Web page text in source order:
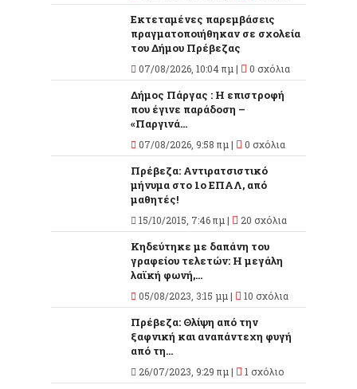
Εκτεταμένες παρεμβάσεις
πραγματοποιήθηκαν σε σχολεία
του Δήμου Πρέβεζας
07/08/2026, 10:04 πμ | 0 σχόλια
Δήμος Πάργας : Η επιστροφή
που έγινε παράδοση –
«Παργινά...
07/08/2026, 9:58 πμ | 0 σχόλια
Πρέβεζα: Αντιρατσιστικό
μήνυμα στο 1ο ΕΠΑΛ, από
μαθητές!
15/10/2015, 7:46 πμ | 20 σχόλια
Κηδεύτηκε με δαπάνη του
γραφείου τελετών: Η μεγάλη
λαϊκή φωνή,...
05/08/2023, 3:15 μμ | 10 σχόλια
Πρέβεζα: Θλίψη από την
ξαφνική και αναπάντεχη φυγή
από τη...
26/07/2023, 9:29 πμ | 1 σχόλιο